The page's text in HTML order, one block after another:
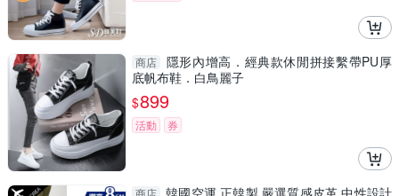
商店
隱形內增高．經典款休閒拼接繫帶PU厚
底帆布鞋．白鳥麗子
$899
活動 券